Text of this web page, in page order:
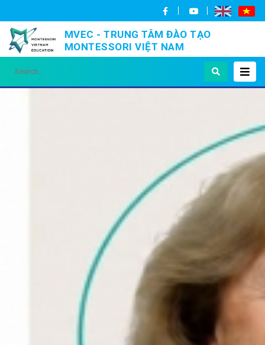
MVEC - TRUNG TÂM ĐÀO TẠO
MONTESSORI VIỆT NAM